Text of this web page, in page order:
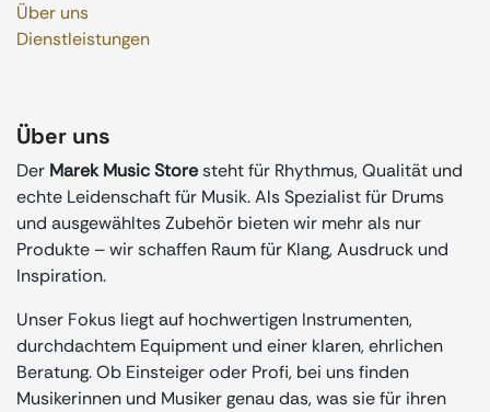
Über uns
Dienstleistungen
Über uns
Der Marek Music Storesteht für Rhythmus, Qualität und
echte Leidenschaft für Musik. Als Spezialist für Drums
und ausgewähltes Zubehör bieten wir mehr als nur
Produkte – wir schaffen Raum für Klang, Ausdruck und
Inspiration.
Unser Fokus liegt auf hochwertigen Instrumenten,
durchdachtem Equipment und einer klaren, ehrlichen
Beratung. Ob Einsteiger oder Profi, bei uns finden
Musikerinnen und Musiker genau das, was sie für ihren